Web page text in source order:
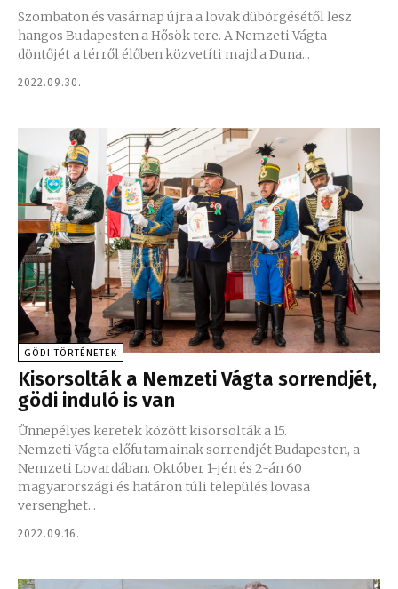
Szombaton és vasárnap újra a lovak dübörgésétől lesz
hangos Budapesten a Hősök tere. A Nemzeti Vágta
döntőjét a térről élőben közvetíti majd a Duna...
2022.09.30.
GÖDI TÖRTÉNETEK
Kisorsolták a Nemzeti Vágta sorrendjét,
gödi induló is van
Ünnepélyes keretek között kisorsolták a 15.
Nemzeti Vágta előfutamainak sorrendjét Budapesten, a
Nemzeti Lovardában. Október 1-jén és 2-án 60
magyarországi és határon túli település lovasa
versenghet...
2022.09.16.